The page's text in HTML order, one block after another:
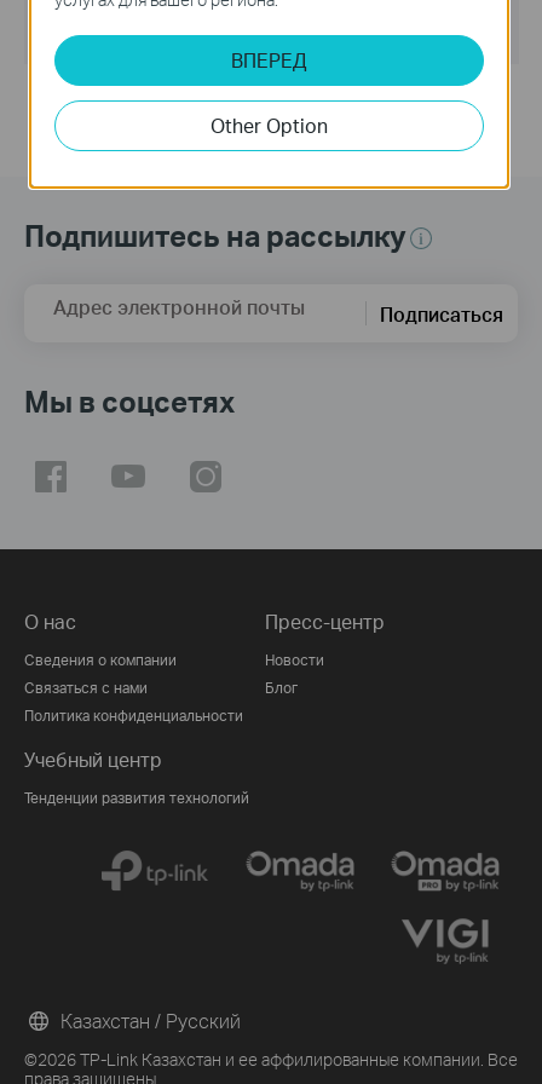
Win2000/XP/2003/Vista/7/8/8.1/10
Подпишитесь на рассылку
Адрес электронной почты Подписаться
Мы в соцсетях
О нас
Сведения о компании
Связаться с нами
Политика конфиденциальности
Пресс-центр
Новости
Блог
Учебный центр
Тенденции развития технологий
©2026 TP-Link Казахстан и ее аффилированные компании. Все
права защищены.
Казахстан / Русский
ВПЕРЕД
Other Option